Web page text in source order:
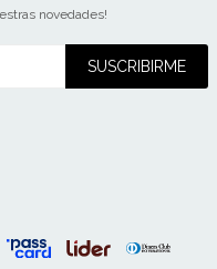
novedades!
SUSCRIBIRME